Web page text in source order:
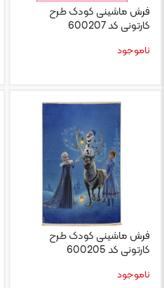
فرش ماشینی کودک طرح
کارتونی کد 600207
ناموجود
فرش ماشینی کودک طرح
کارتونی کد 600205
ناموجود